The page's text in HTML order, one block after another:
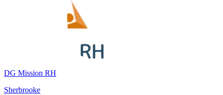
DG Mission RH
Sherbrooke